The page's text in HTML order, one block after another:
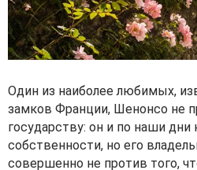
Один из наиболее любимых,
замков Франции, Шенонсо не
государству: он и по наши дни
собственности, но его
совершенно не против того,